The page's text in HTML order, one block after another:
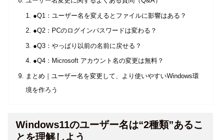
●Q1：ユーザー名を変えるとファイルに影響はある？
●Q2：PCのログインパスワードは変わる？
●Q3：やっぱり以前の名前に戻せる？
●Q4：Microsoft アカウント名の変更は無料？
まとめ｜ユーザー名を変更して、より使いやすいWindows環
境を作ろう
Windows11のユーザー名は“2種類”あるこ
とを理解しよう